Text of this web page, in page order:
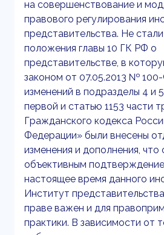
на совершенствование и
правового регулирования
представительства. Не
положения главы 10 ГК РФ о
представительстве, в
законом от 07.05.2013 №
изменений в подразделы 4 и
первой и статью 1153 части
Гражданского кодекса
Федерации» были внесены
изменения и дополнения, что
объективным
настоящее время данного
Институт
праве важен и для
практики. В зависимости от